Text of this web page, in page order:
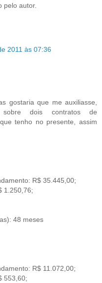
pelo autor.
2011 às 07:36
gostaria que me auxiliasse,
dois contratos de
tenho no presente, assim
R$ 35.445,00;
1.250,76;
48 meses
R$ 11.072,00;
553,60;